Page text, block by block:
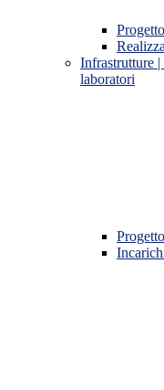
Progetto
Infrastrutture
laboratori
Progetto